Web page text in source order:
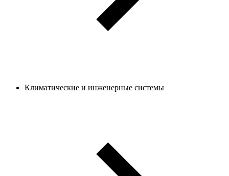
Климатические и инженерные системы